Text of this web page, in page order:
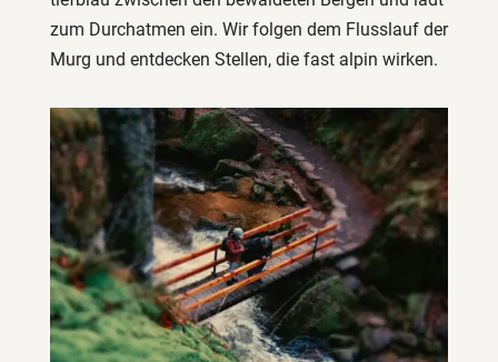
zum Durchatmen ein. Wir folgen dem Flusslauf der
Murg und entdecken Stellen, die fast alpin wirken.